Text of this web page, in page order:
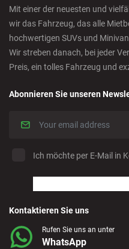
Mit einer der neuesten und
wir das Fahrzeug, das alle
hochwertigen SUVs und
Wir streben danach, bei jeder
Preis, ein tolles Fahrzeug und
Abonnieren Sie unseren
Ich möchte per E-Mail in
Kontaktieren Sie uns
Rufen Sie uns an unter
WhatsApp